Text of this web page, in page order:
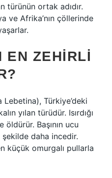
türünün ortak adıdır.
ve Afrika’nın çöllerinde
EN ZEHIRLI
Türkiye’deki
yılan türüdür. Isırdığı
Başının ucu
daha incedir.
küçük omurgalı pullarla